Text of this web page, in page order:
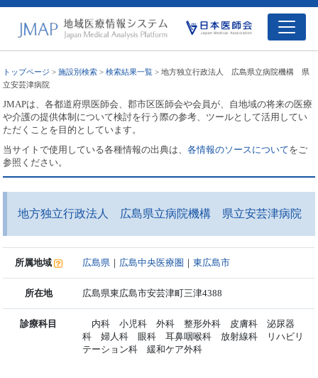
トップページ >施設別検索 >検索結果一覧 > 地方独立行政法人 広島県立病院機構 県
立安芸津病院
JMAPは、各都道府県医師会、郡市区医師会や会員が、自地域の将来の医療
や介護の提供体制について検討を行う際の参考、ツールとして活用してい
ただくことを目的としています。
当サイトで使用している各種情報の出典は、各情報のソースについてをご
参照ください。
地方独立行政法人 広島県立病院機構 県立安芸津病院
所属地域 広島県 ｜ 広島中央医療圏 ｜東広島市
所在地 広島県東広島市安芸津町三津4388
診療科目
内科 小児科 外科 整形外科 皮膚科 泌尿器
科 婦人科 眼科 耳鼻咽喉科 放射線科 リハビリ
テーション科 緩和ケア外科